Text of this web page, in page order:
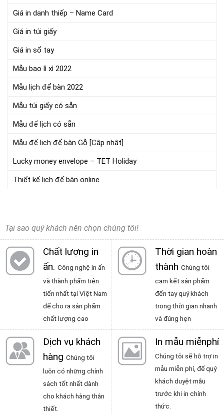
Giá in danh thiếp – Name Card
Giá in túi giấy
Giá in sổ tay
Mẫu bao lì xì 2022
Mẫu lịch để bàn 2022
Mẫu túi giấy có sẵn
Mẫu đế lịch có sẵn
Mẫu đế lịch để bàn Gỗ [Cập nhật]
Lucky money envelope – TET Holiday
Thiết kế lịch để bàn online
Tại sao quý khách nên chọn chúng tôi!
Chất lượng in
ấn. Công nghệ in ấn
và thành phẩm tiên
tiến nhất tại Việt Nam
để cho ra sản phẩm
chất lượng cao
Thời gian hoàn
thành Chúng tôi
cam kết sản phẩm
đến tay quý khách
trong thời gian nhanh
và đúng hẹn
Dịch vụ khách
hàng Chúng tôi
luôn có những chính
sách tốt nhất dành
cho khách hàng thân
thiết.
In mẫu miễnphí
Chúng tôi sẽ hỗ trợ in
mẫu miễn phí, để quý
khách duyệt mẫu
trước khi in chính
thức.